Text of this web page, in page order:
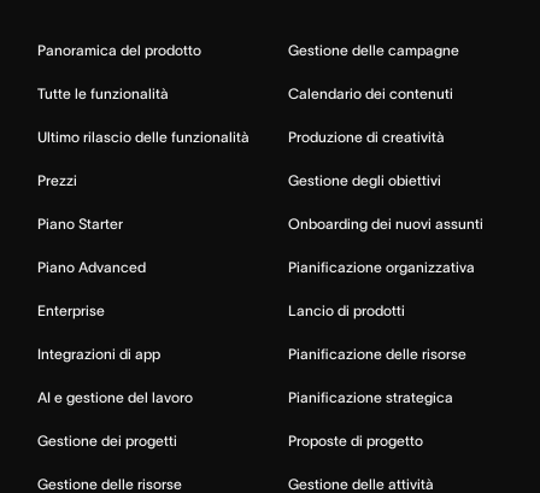
Panoramica del prodotto
Tutte le funzionalità
Ultimo rilascio delle funzionalità
Prezzi
Piano Starter
Piano Advanced
Enterprise
Integrazioni di app
AI e gestione del lavoro
Gestione dei progetti
Gestione delle risorse
Gestione delle campagne
Calendario dei contenuti
Produzione di creatività
Gestione degli obiettivi
Onboarding dei nuovi assunti
Pianificazione organizzativa
Lancio di prodotti
Pianificazione delle risorse
Pianificazione strategica
Proposte di progetto
Gestione delle attività